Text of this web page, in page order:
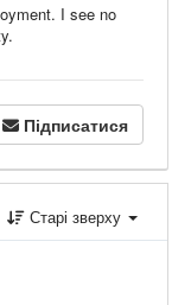
I see no
Підписатися
Старі зверху